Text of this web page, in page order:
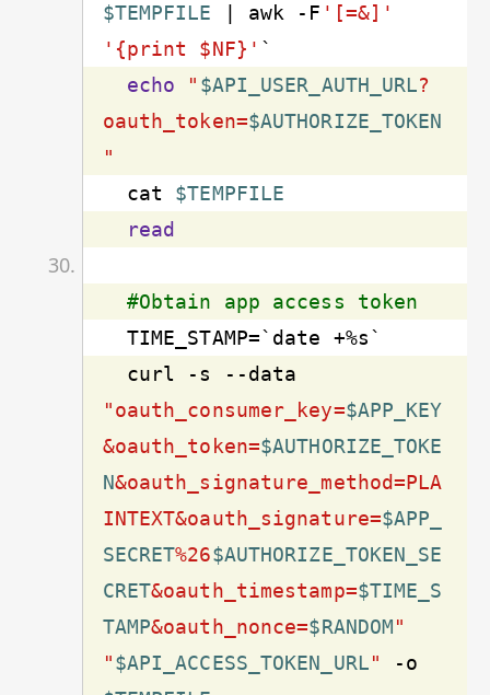
$TEMPFILE | awk -F '[=&]'
'{print $NF}'
echo
" $API_USER_AUTH_URL?
oauth_token=$AUTHORIZE_TOKEN
"
  cat
$TEMPFILE
read
#Obtain app access token
  curl
-s
"oauth_consumer_key=$APP_KEY
&oauth_token=$AUTHORIZE_TOKE
N&oauth_signature_method=PLA
INTEXT&oauth_signature=$APP_
SECRET%26$AUTHORIZE_TOKEN_SE
CRET&oauth_timestamp=$TIME_S
TAMP&oauth_nonce=$RANDOM"
"$API_ACCESS_TOKEN_URL"